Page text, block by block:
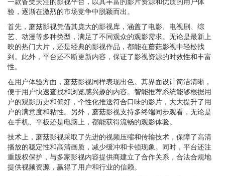
验，逐渐在激烈的市场竞争中脱颖而出。
首先，蘑菇影视凭借其庞大的影视库，涵盖了电影、电视剧、综
艺、动漫等多种类型，满足了不同观众的观影需求。无论是最新上
映的热门大片，还是经典的影视作品，都能在蘑菇影视中轻松找
到。此外，平台还不断更新内容，保证了影视资源的时效性和丰富
性。
在用户体验方面，蘑菇影视同样表现出色。其界面设计简洁清晰，
便于用户快速查找和浏览感兴趣的内容。智能推荐系统能够根据用
户的观影历史和偏好，个性化推送符合口味的影片，大大提升了用
户的满意度和粘性。另外，蘑菇影视支持多终端同步观看，无论是
在手机、平板还是电脑上，都能获得流畅的观影体验。
技术上，蘑菇影视采取了先进的视频压缩和传输技术，保障了高清
播放的稳定性和高清画质，减少缓冲和卡顿现象。同时，平台还注
重版权保护，与多家影视内容提供商建立了合作关系，合法合规地
提供视频资源，赢得了用户和行业的信赖。